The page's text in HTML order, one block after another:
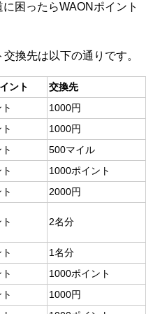
困ったらWAONポイント
換先は以下の通りです。
ント
交換先
1000円
1000円
500マイル
1000ポイント
2000円
2名分
1名分
1000ポイント
1000円